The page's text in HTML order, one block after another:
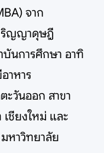
จาก
ริญญาดุษฎี
นการศึกษา อาทิ
าหาร
ะวันออก สาขา
ชียงใหม่ และ
หาวิทยาลัย